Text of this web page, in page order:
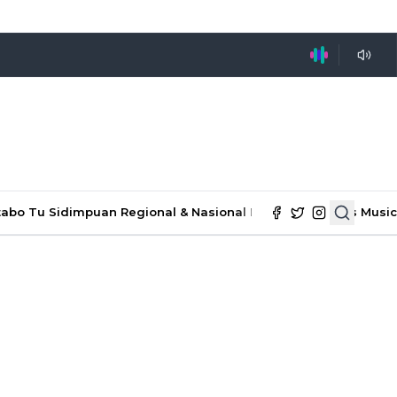
Tu Sidimpuan Regional & Nasional Ekonomi & Bisnis Music